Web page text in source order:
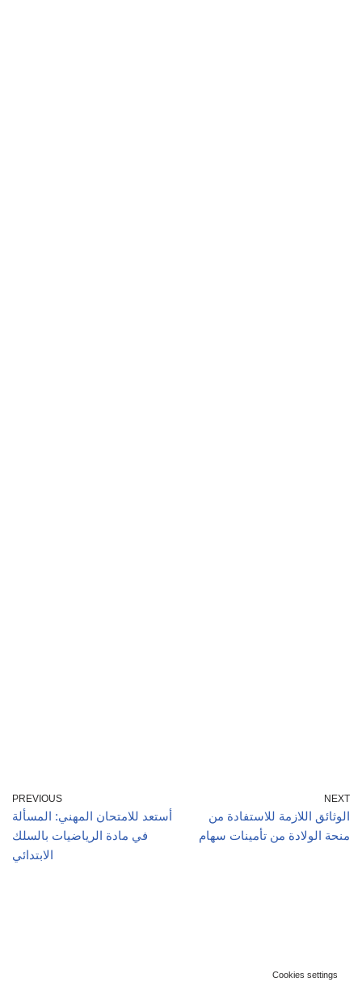
PREVIOUS
أستعد للامتحان المهني: المسألة
في مادة الرياضيات بالسلك
الابتدائي
NEXT
الوثائق اللازمة للاستفادة من
منحة الولادة من تأمينات سهام
Cookies settings